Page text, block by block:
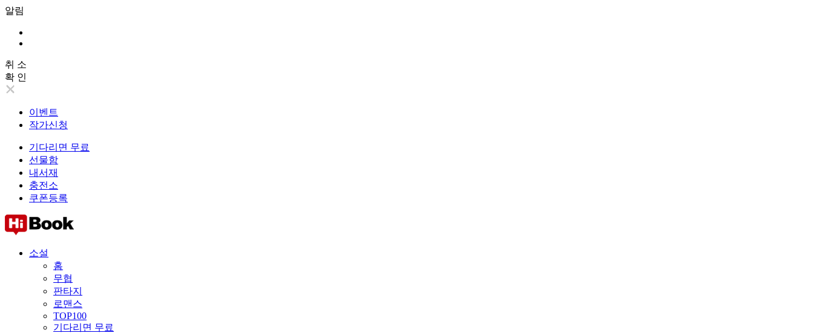
알림
취 소
확 인
이벤트
작가신청
기다리면 무료
선물함
내서재
충전소
쿠폰등록
소설
홈
무협
판타지
로맨스
TOP100
기다리면 무료